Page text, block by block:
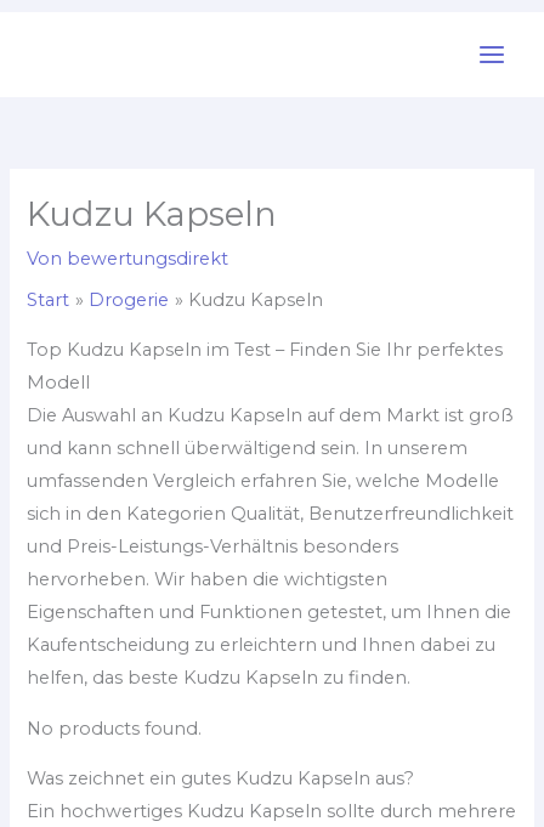
Kudzu Kapseln
Von bewertungsdirekt
Start
Drogerie Kudzu Kapseln
Top Kudzu Kapseln im Test – Finden Sie Ihr perfektes
Modell
Die Auswahl an Kudzu Kapseln auf dem Markt ist groß
und kann schnell überwältigend sein. In unserem
umfassenden Vergleich erfahren Sie, welche Modelle
sich in den Kategorien Qualität, Benutzerfreundlichkeit
und Preis-Leistungs-Verhältnis besonders
hervorheben. Wir haben die wichtigsten
Eigenschaften und Funktionen getestet, um Ihnen die
Kaufentscheidung zu erleichtern und Ihnen dabei zu
helfen, das beste Kudzu Kapseln zu finden.
No products found.
Was zeichnet ein gutes Kudzu Kapseln aus?
Ein hochwertiges Kudzu Kapseln sollte durch mehrere